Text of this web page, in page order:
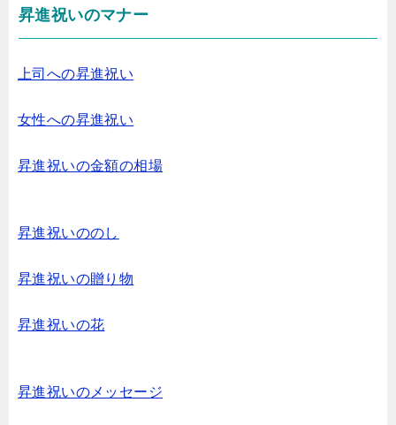
昇進祝いのマナー
上司への昇進祝い
女性への昇進祝い
昇進祝いの金額の相場
昇進祝いののし
昇進祝いの贈り物
昇進祝いの花
昇進祝いのメッセージ